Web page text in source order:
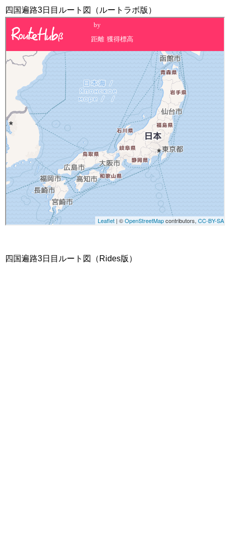
四国遍路3日目ルート図（ルートラボ版）
四国遍路3日目ルート図（Rides版）